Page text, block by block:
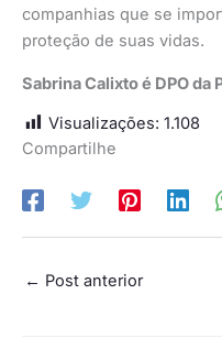
companhias que se
proteção de suas vidas.
Sabrina Calixto é DPO da
Visualizações: 1.108
Compartilhe
← Post anterior